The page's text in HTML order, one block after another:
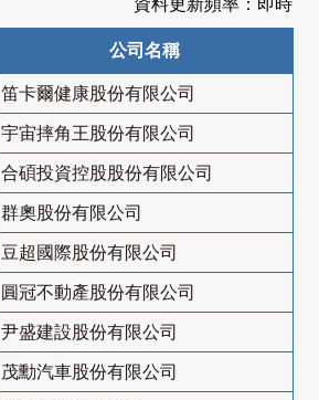
公司名稱
笛卡爾健康股份有限公司
宇宙摔角王股份有限公司
合碩投資控股股份有限公司
群奧股份有限公司
豆超國際股份有限公司
圓冠不動產股份有限公司
尹盛建設股份有限公司
茂勳汽車股份有限公司